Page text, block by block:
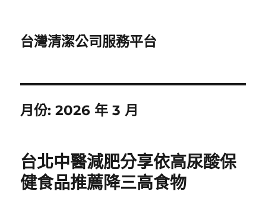
台灣清潔公司服務平台
月份:2026 年 3 月
台北中醫減肥分享依高尿酸保
健食品推薦降三高食物